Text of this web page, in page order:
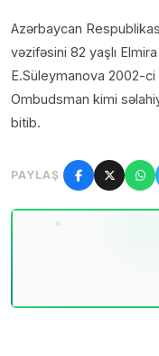
Azərbaycan
vəzifəsini 82 yaşlı
E.Süleymanova 2002-ci
Ombudsman kimi
bitib.
PAYLAŞ